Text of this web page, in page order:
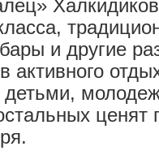
и другие
активного
ценят